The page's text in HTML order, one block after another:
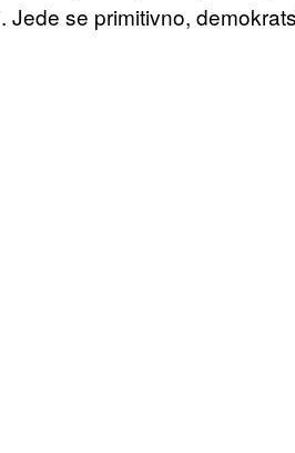
Jede se primitivno,